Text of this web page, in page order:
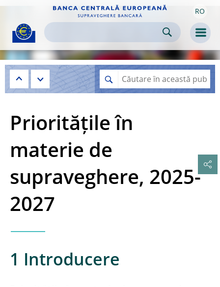
navigation
Skip to
content RO
Prioritățile în
materie de
supraveghere, 2025-
2027
1 Introducere